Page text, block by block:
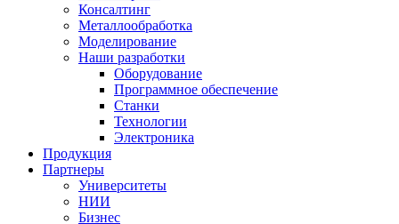
Консалтинг
Металлообработка
Моделирование
Наши разработки
Оборудование
Программное обеспечение
Станки
Технологии
Электроника
Продукция
Партнеры
Университеты
НИИ
Бизнес